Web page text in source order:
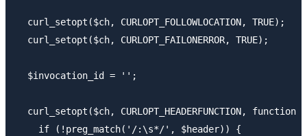
  curl_setopt($ch, CURLOPT_FOLLOWLOCATION, TRUE);
  curl_setopt($ch, CURLOPT_FAILONERROR, TRUE);
  $invocation_id = '';
curl_setopt($ch, CURLOPT_HEADERFUNCTION, function
    if (!preg_match('/:\s*/', $header)) {